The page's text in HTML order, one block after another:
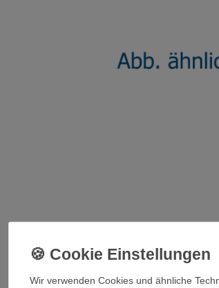
Wir verwenden Cookies und ähnliche